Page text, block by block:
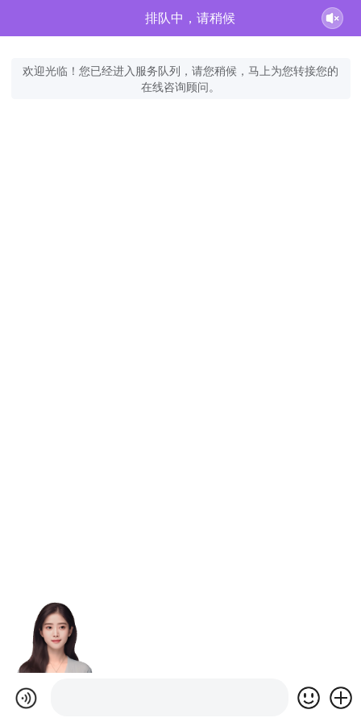
排队中，请稍候
欢迎光临！您已经进入服务队列，请您稍候，马上为您转接您的
在线咨询顾问。